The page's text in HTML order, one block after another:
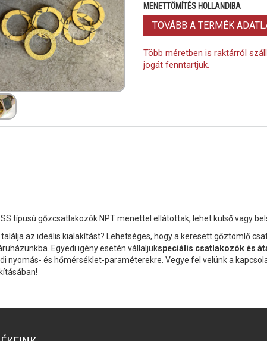
MENETTÖMÍTÉS HOLLANDIBA
TOVÁBB A TERMÉK
Több méretben is raktárról
jogát fenntartjuk.
típusú gőzcsatlakozók NPT menettel ellátottak, lehet külső vagy
találja az ideális kialakítást? Lehetséges, hogy a keresett gőztömlő
Egyedi igény esetén vállaljukspeciális csatlakozók és
nyomás- és hőmérséklet-paraméterekre. Vegye fel velünk a